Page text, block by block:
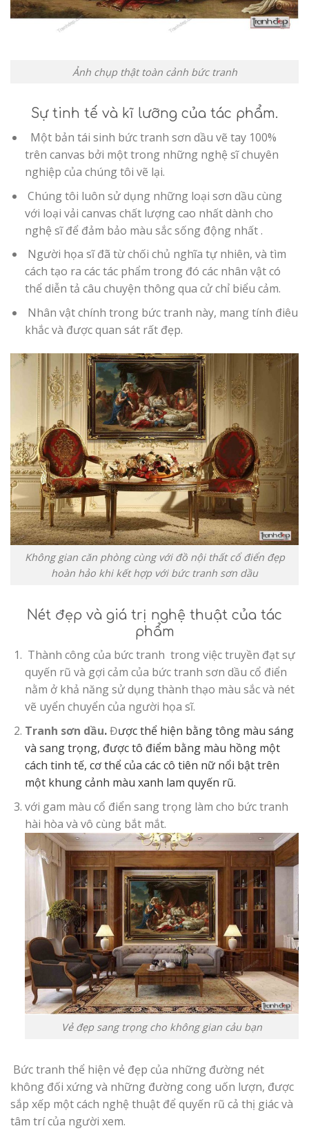
Ảnh chụp thật toàn cảnh bức tranh
Sự tinh tế và kĩ lưỡng của tác phẩm.
Một bản tái sinh bức tranh sơn dầu vẽ tay 100%
trên canvas bởi một trong những nghệ sĩ chuyên
nghiệp của chúng tôi vẽ lại.
Chúng tôi luôn sử dụng những loại sơn dầu cùng
với loại vải canvas chất lượng cao nhất dành cho
nghệ sĩ để đảm bảo màu sắc sống động nhất .
Người họa sĩ đã từ chối chủ nghĩa tự nhiên, và tìm
cách tạo ra các tác phẩm trong đó các nhân vật có
thể diễn tả câu chuyện thông qua cử chỉ biểu cảm.
Nhân vật chính trong bức tranh này, mang tính điêu
khắc và được quan sát rất đẹp.
Không gian căn phòng cùng với đồ nội thất cổ điển đẹp
hoàn hảo khi kết hợp với bức tranh sơn dầu
Nét đẹp và giá trị nghệ thuật của tác
phẩm
Thành công của bức tranh trong việc truyền đạt sự
quyến rũ và gợi cảm của bức tranh sơn dầu cổ điển
nằm ở khả năng sử dụng thành thạo màu sắc và nét
vẽ uyển chuyển của người họa sĩ.
Tranh sơn dầu.Được thể hiện bằng tông màu sáng
và sang trọng, được tô điểm bằng màu hồng một
cách tinh tế, cơ thể của các cô tiên nữ nổi bật trên
một khung cảnh màu xanh lam quyến rũ.
với gam màu cổ điển sang trọng làm cho bức tranh
hài hòa và vô cùng bắt mắt.
Vẻ đẹp sang trọng cho không gian cảu bạn
Bức tranh thể hiện vẻ đẹp của những đường nét
không đối xứng và những đường cong uốn lượn, được
sắp xếp một cách nghệ thuật để quyến rũ cả thị giác và
tâm trí của người xem.